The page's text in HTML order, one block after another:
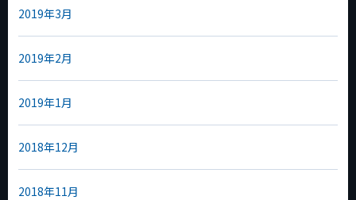
2019年3月
2019年2月
2019年1月
2018年12月
2018年11月